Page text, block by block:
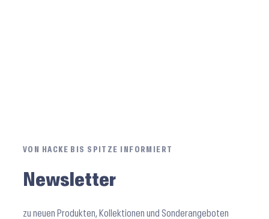
VON HACKE BIS SPITZE INFORMIERT
Newsletter
zu neuen Produkten, Kollektionen und Sonderangeboten